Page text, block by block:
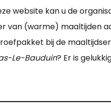
website kan u de
van (warme) maaltijden
bij de
Le-Bauduin? Er is